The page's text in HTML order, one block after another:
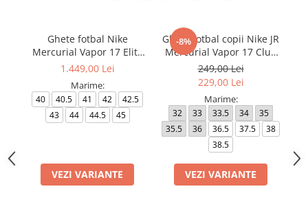
Ghete fotbal Nike
Mercurial Vapor 17 Elite
FG T Se
1.449,00 Lei
Marime:
40 40.5 41 42
42.5
43
44 44.5 45
VEZI VARIANTE
-8%
Ghete fotbal copii Nike JR
Mercurial Vapor 17 Club
FG/MG
249,00 Lei
229,00 Lei
Marime:
32 33 33.5 34
35
35.5
36 36.5 37.5
38
38.5
VEZI VARIANTE